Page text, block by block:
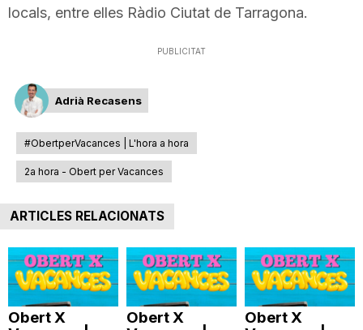
r
r
a
g
o
locals, entre elles Ràdio Ciutat de Tarragona.
PUBLICITAT
Adrià Recasens
#ObertperVacances | L'hora a hora
2a hora - Obert per Vacances
ARTICLES RELACIONATS
Obert X
Obert X
Obert X